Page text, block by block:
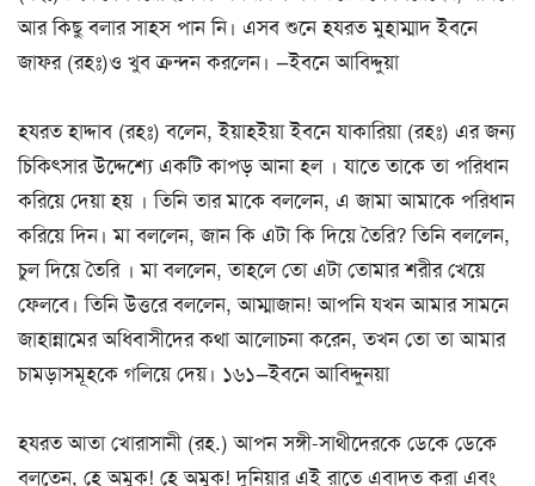
আর কিছু বলার সাহস পান নি। এসব শুনে হযরত মুহাম্মাদ ইবনে
জাফর (রহঃ)ও খুব ক্রন্দন করলেন। —ইবনে আবিদ্দুয়া
হযরত হাদ্দাব (রহঃ) বলেন, ইয়াহইয়া ইবনে যাকারিয়া (রহঃ) এর জন্য
চিকিৎসার উদ্দেশ্যে একটি কাপড় আনা হল । যাতে তাকে তা পরিধান
করিয়ে দেয়া হয় । তিনি তার মাকে বললেন, এ জামা আমাকে পরিধান
করিয়ে দিন। মা বললেন, জান কি এটা কি দিয়ে তৈরি? তিনি বললেন,
চুল দিয়ে তৈরি । মা বললেন, তাহলে তো এটা তোমার শরীর খেয়ে
ফেলবে। তিনি উত্তরে বললেন, আম্মাজান! আপনি যখন আমার সামনে
জাহান্নামের অধিবাসীদের কথা আলোচনা করেন, তখন তো তা আমার
চামড়াসমূহকে গলিয়ে দেয়। ১৬১—ইবনে আবিদ্দুনয়া
হযরত আতা খোরাসানী (রহ.) আপন সঙ্গী-সাথীদেরকে ডেকে ডেকে
বলতেন, হে অমুক! হে অমুক! দুনিয়ার এই রাতে এবাদত করা এবং